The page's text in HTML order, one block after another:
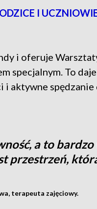
I
i oferuje
specjalnym. To
aktywne spędzanie
a to bardzo
przestrzeń,
terapeuta zajęciowy.